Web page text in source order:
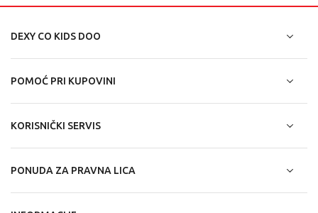
DEXY CO KIDS DOO
POMOĆ PRI KUPOVINI
KORISNIČKI SERVIS
PONUDA ZA PRAVNA LICA